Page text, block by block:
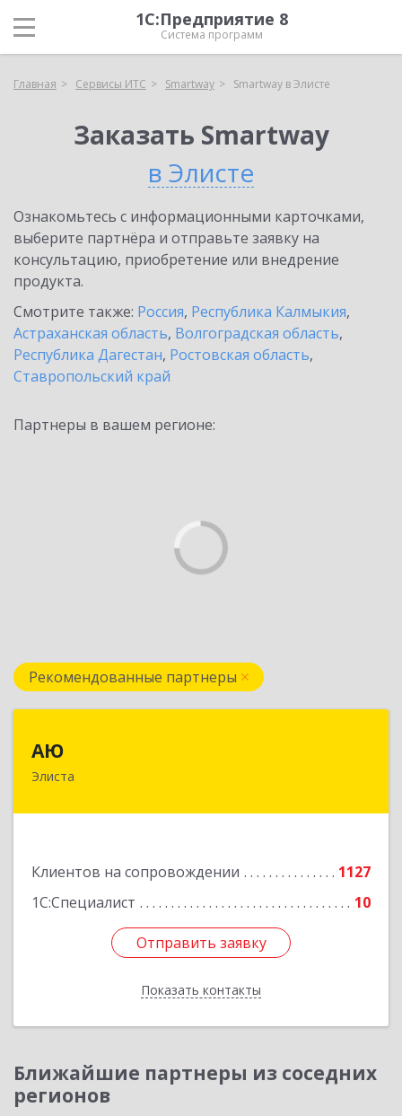
1С:Предприятие 8
Система программ
Главная Сервисы ИТС Smartway Smartway в Элисте
Заказать Smartway
в Элисте
Ознакомьтесь с информационными карточками,
выберите партнёра и отправьте заявку на
консультацию, приобретение или внедрение
продукта.
Смотрите также: Россия, Республика Калмыкия,
Астраханская область, Волгоградская область,
Республика Дагестан, Ростовская область,
Ставропольский край
Партнеры в вашем регионе:
Рекомендованные партнеры
АЮ
Элиста
Клиентов на сопровождении
1127
1С:Специалист
10
Отправить заявку
Показать контакты
358009, Калмыкия Респ, Элиста г, А.С.Пушкина
Отправить заявку
Назад
Ближайшие партнеры из соседних
регионов